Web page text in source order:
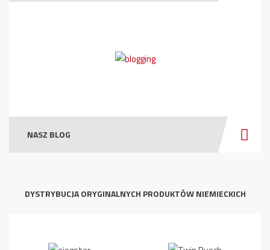
NASZ BLOG
DYSTRYBUCJA ORYGINALNYCH PRODUKTÓW NIEMIECKICH